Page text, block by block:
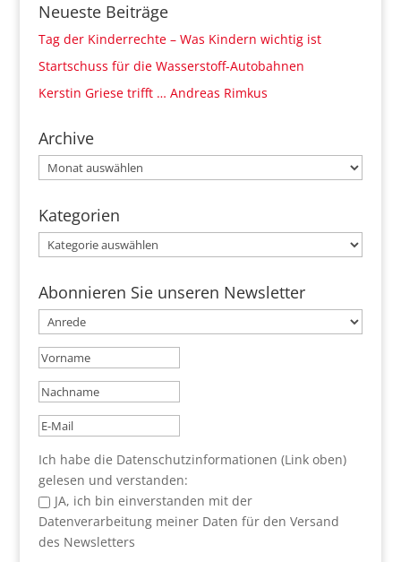
Neueste Beiträge
Tag der Kinderrechte – Was Kindern wichtig ist
Startschuss für die Wasserstoff-Autobahnen
Kerstin Griese trifft … Andreas Rimkus
Archive
Archive
Kategorien
Kategorien
Abonnieren Sie unseren Newsletter
Ich habe die Datenschutzinformationen (Link oben)
gelesen und verstanden:
JA, ich bin einverstanden mit der
Datenverarbeitung meiner Daten für den Versand
des Newsletters